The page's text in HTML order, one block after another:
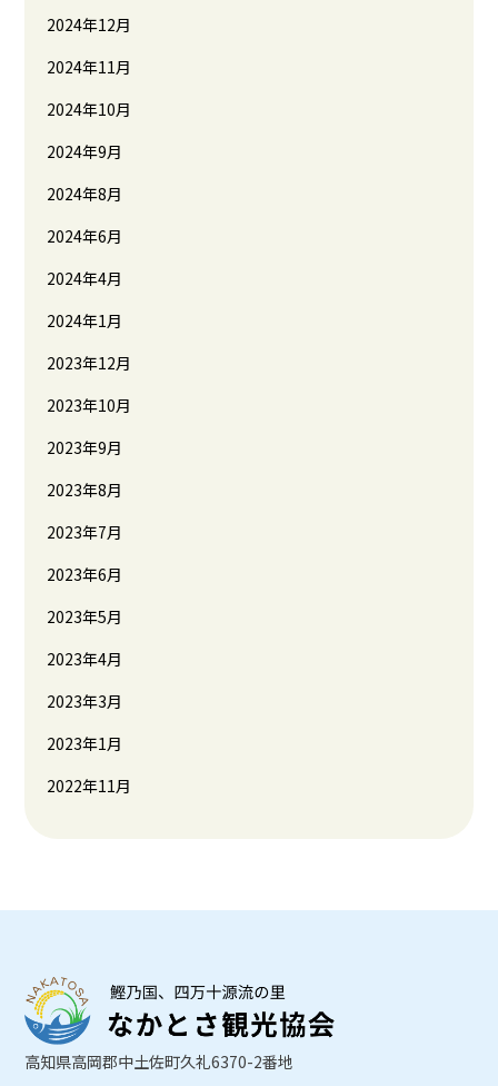
2024年12月
2024年11月
2024年10月
2024年9月
2024年8月
2024年6月
2024年4月
2024年1月
2023年12月
2023年10月
2023年9月
2023年8月
2023年7月
2023年6月
2023年5月
2023年4月
2023年3月
2023年1月
2022年11月
高知県高岡郡中土佐町久礼6370-2番地